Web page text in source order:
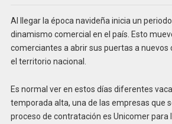
Al llegar la época navideña inicia un
dinamismo comercial en el país. Esto
comerciantes a abrir sus puertas a nuevos
el territorio nacional.
Es normal ver en estos días diferentes
temporada alta, una de las empresas que
proceso de contratación es Unicomer para